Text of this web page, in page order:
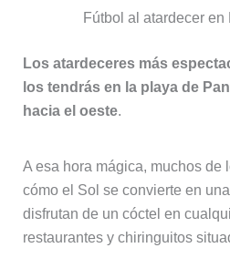
Fútbol al atardecer
Los atardeceres más
los tendrás en la playa de
hacia el oeste.
A esa hora mágica, muchos de
cómo el Sol se convierte en
disfrutan de un cóctel en
restaurantes y chiringuitos